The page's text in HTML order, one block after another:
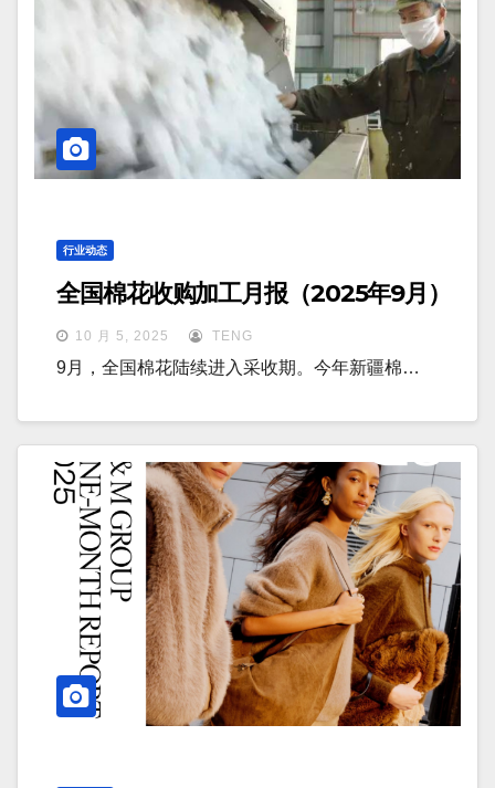
行业动态
全国棉花收购加工月报（2025年9月）
10 月 5, 2025 TENG
9月，全国棉花陆续进入采收期。今年新疆棉…